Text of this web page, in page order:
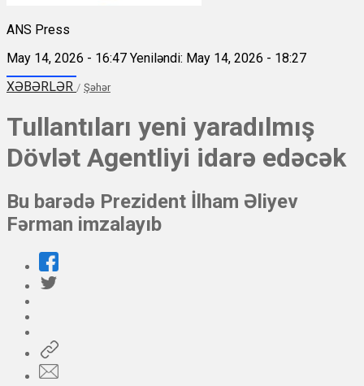
ANS Press
May 14, 2026 - 16:47 Yeniləndi: May 14, 2026 - 18:27
XƏBƏRLƏR / Şəhər
Tullantıları yeni yaradılmış
Dövlət Agentliyi idarə edəcək
Bu barədə Prezident İlham Əliyev
Fərman imzalayıb